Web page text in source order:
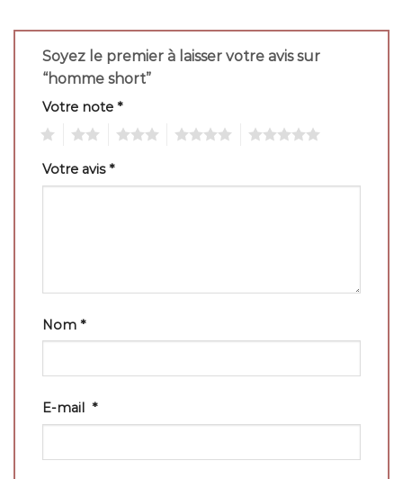
Soyez le premier à laisser votre avis sur
“homme short”
Votre note *
Votre avis*
Nom *
E-mail *